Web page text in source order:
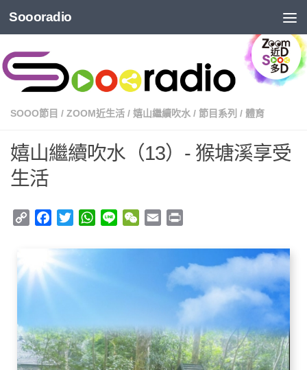
Soooradio
SOOO節目 / ZOOM近生活 / 嬉山繼續吹水 / 節目系列 / 體育
嬉山繼續吹水（13）- 猴塘溪享受
生活
Copy
Facebook
TwitterWhatsApp
Line WeChat
Email